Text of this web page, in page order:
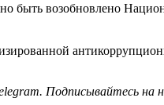
быть возобновлено
Подписывайтесь на